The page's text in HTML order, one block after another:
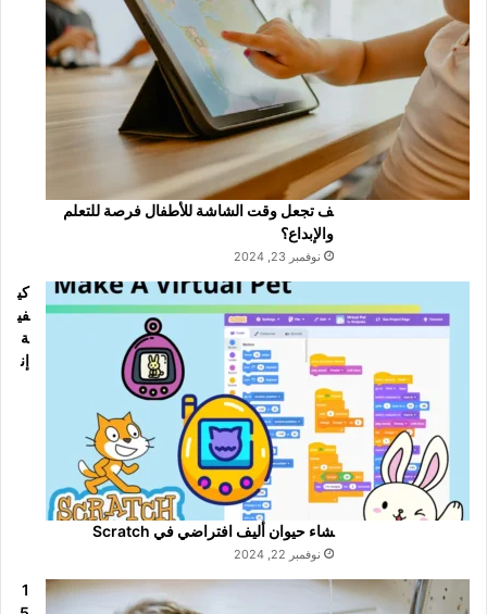
ف تجعل وقت الشاشة للأطفال فرصة للتعلم
والإبداع؟
نوفمبر 23, 2024
كي
في
ة
إن
شاء حيوان أليف افتراضي في Scratch
نوفمبر 22, 2024
1